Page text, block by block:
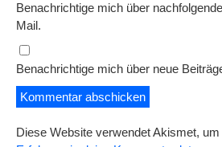
Benachrichtige mich über
Mail.
Benachrichtige mich über neue
Diese Website verwendet Akismet,